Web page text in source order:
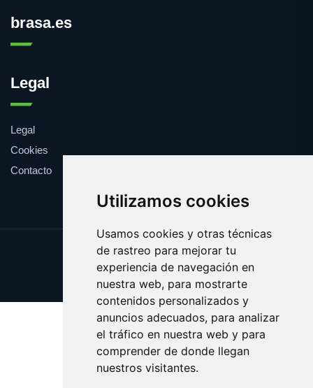
Utilizamos cookies
Usamos cookies y otras técnicas
de rastreo para mejorar tu
experiencia de navegación en
nuestra web, para mostrarte
contenidos personalizados y
anuncios adecuados, para analizar
el tráfico en nuestra web y para
comprender de donde llegan
nuestros visitantes.
brasa.es
Legal
Legal
Cookies
Contacto
Update cookies preferences
Copyright © 2025 brasa.es